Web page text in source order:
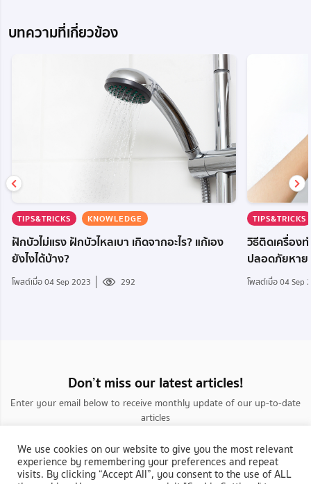
บทความที่เกี่ยวข้อง
TIPS&TRICKS KNOWLEDGE
ฝักบัวไม่แรง ฝักบัวไหลเบา เกิดจากอะไร? แก้เอง
ยังไงได้บ้าง?
โพสต์เมื่อ 04 Sep 2023 292
TIPS&TRICKS
วิธีติดเครื่อง
ปลอดภัยหาย
โพสต์เมื่อ 04 Sep
Don’t miss our latest articles!
Enter your email below to receive monthly update of our up-to-date
articles
We use cookies on our website to give you the most relevant
experience by remembering your preferences and repeat
visits. By clicking “Accept All”, you consent to the use of ALL